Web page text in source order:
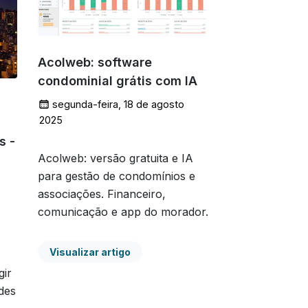
-
Acolweb: software
condominial grátis com IA
segunda-feira, 18 de agosto
de 2025
Acolweb: versão gratuita e IA
para gestão de condomínios e
associações. Financeiro,
comunicação e app do morador.
Visualizar artigo